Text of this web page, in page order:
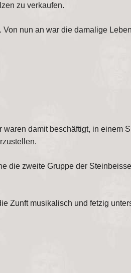
zu verkaufen.
nun an war die damalige
damit beschäftigt, in einem
die zweite Gruppe der
Zunft musikalisch und fetzig